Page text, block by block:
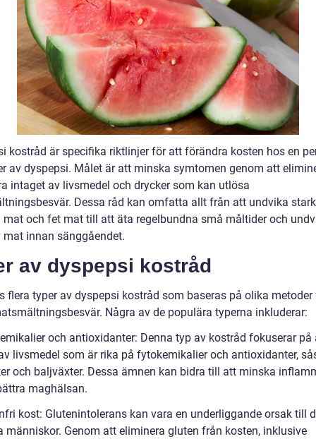
kostråd är specifika riktlinjer för att förändra kosten hos en
av dyspepsi. Målet är att minska symtomen genom att
intaget av livsmedel och drycker som kan utlösa
Dessa råd kan omfatta allt från att undvika
mat och fet mat till att äta regelbundna små måltider och
mat innan sänggåendet.
av dyspepsi kostråd
flera typer av dyspepsi kostråd som baseras på olika
Några av de populära typerna inkluderar:
och antioxidanter: Denna typ av kostråd fokuserar på
livsmedel som är rika på fytokemikalier och antioxidanter,
och baljväxter. Dessa ämnen kan bidra till att minska
maghälsan.
kost: Glutenintolerans kan vara en underliggande orsak till
människor. Genom att eliminera gluten från kosten, inklusive